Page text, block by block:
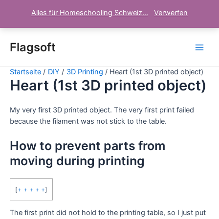
Alles für Homeschooling Schweiz... Verwerfen
Inhalt
springen
Flagsoft
Startseite DIY 3D Printing Heart (1st 3D printed object)
Heart (1st 3D printed object)
My very first 3D printed object. The very first print failed
because the filament was not stick to the table.
How to prevent parts from
moving during printing
[+ + + + +]
The first print did not hold to the printing table, so I just put